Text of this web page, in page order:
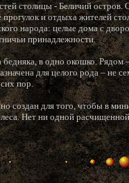
столицы - Беличий
и отдыха жителей
народа: целые дома с
принадлежности.
бедняка, в одно окошко.
для целого рода – не
пор.
создан для того, чтобы в
леса. Нет ни одной